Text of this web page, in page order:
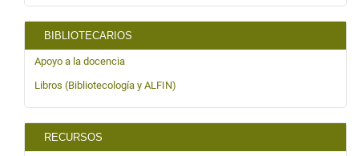
BIBLIOTECARIOS
Apoyo a la docencia
Libros (Bibliotecología y ALFIN)
RECURSOS